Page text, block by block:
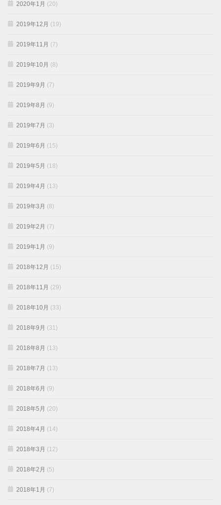
2020年1月 (20)
2019年12月 (19)
2019年11月 (7)
2019年10月 (8)
2019年9月 (7)
2019年8月 (9)
2019年7月 (3)
2019年6月 (15)
2019年5月 (18)
2019年4月 (13)
2019年3月 (8)
2019年2月 (7)
2019年1月 (9)
2018年12月 (15)
2018年11月 (29)
2018年10月 (33)
2018年9月 (31)
2018年8月 (13)
2018年7月 (13)
2018年6月 (9)
2018年5月 (20)
2018年4月 (14)
2018年3月 (12)
2018年2月 (5)
2018年1月 (7)